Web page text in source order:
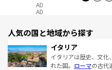
AD
AD
人気の国と地域から探す
イタリア
イタリアは歴史、文
れた国。 ローマの古代